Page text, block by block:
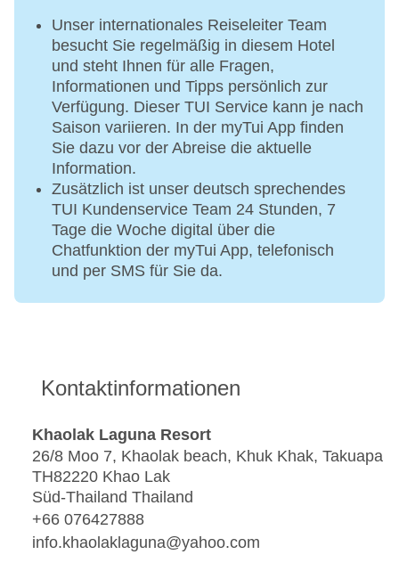
Unser internationales Reiseleiter Team
besucht Sie regelmäßig in diesem Hotel
und steht Ihnen für alle Fragen,
Informationen und Tipps persönlich zur
Verfügung. Dieser TUI Service kann je nach
Saison variieren. In der myTui App finden
Sie dazu vor der Abreise die aktuelle
Information.
Zusätzlich ist unser deutsch sprechendes
TUI Kundenservice Team 24 Stunden, 7
Tage die Woche digital über die
Chatfunktion der myTui App, telefonisch
und per SMS für Sie da.
Kontaktinformationen
Khaolak Laguna Resort
26/8 Moo 7, Khaolak beach, Khuk Khak, Takuapa
TH82220 Khao Lak
Süd-Thailand Thailand
+66 076427888
info.khaolaklaguna@yahoo.com